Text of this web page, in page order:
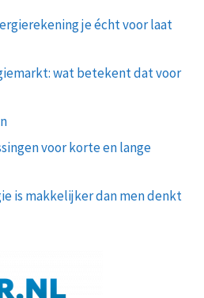
je écht voor laat
wat betekent dat voor
voor korte en lange
is makkelijker dan men denkt